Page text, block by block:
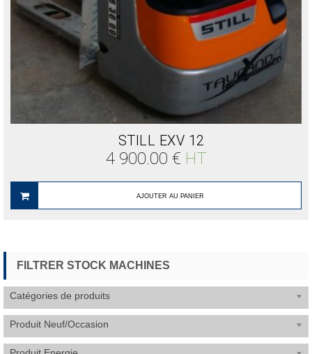
STILL EXV 12
4 900.00 € HT
AJOUTER AU PANIER
FILTRER STOCK MACHINES
Catégories de produits
Produit Neuf/Occasion